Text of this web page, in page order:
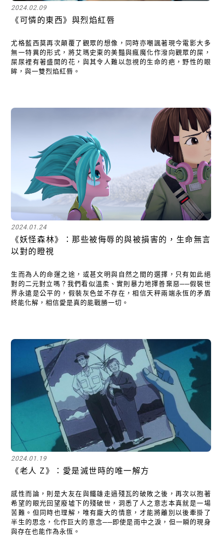
2024.02.09
《可憐的東西》與烈焰紅唇
尤格藍西莫再次顛覆了觀眾的想像，同時亦嘲諷著現今電影大多
無一特異的形式，將艾瑪史東的美豔與瘋魔化作潑向觀眾的屎，
屎尿裡有著盛開的花，與其令人難以忽視的生命的疤，野性的眼
眸，與一雙烈焰紅唇。
2024.01.24
《妖怪森林》：那些被侮辱的與被損害的，生命無言
以對的瞪視
生而為人的命運之途，或甚文明與自然之間的選擇，只有如此絕
對的二元對立嗎？我們看似溫柔、實則暴力地擇善棄惡──假裝世
界永遠是公平的，假裝灰色並不存在，相信天秤兩端永恆的矛盾
終能化解，相信愛是真的能戰勝一切。
2024.01.19
《老人 Z》：愛是滅世時的唯一解方
感性而論，則是大友在與鐵雄走過殘瓦的破敗之後，再次以抱著
希望的眼光回望廢墟下的殘破世，洞悉了人之意志本真就是一場
苦難。但同時也理解，唯有龐大的情意，才能將離別以後牽掛了
半生的思念，化作巨大的意念──即使是雨中之淚，但一瞬的現身
與存在也能作為永恆。